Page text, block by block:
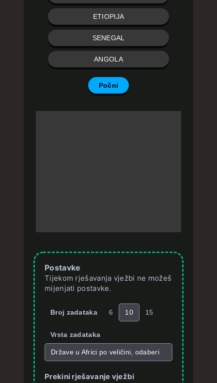
ETIOPIJA
SENEGAL
ANGOLA
Počni
Postavke
Tijekom rješavanja vježbi ne možeš
mijenjati postavke.
Broj zadataka 6 10 15
Vrsta zadataka
Države u Africi po veličini, odaberi
Prekini rješavanje vježbi